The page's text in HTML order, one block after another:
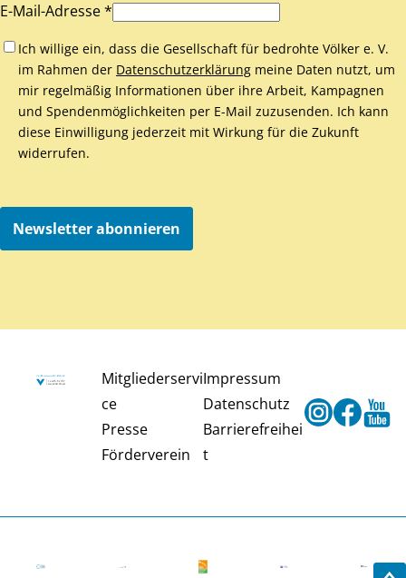
E-Mail-Adresse *
Ich willige ein, dass die Gesellschaft für bedrohte Völker e. V.
im Rahmen der Datenschutzerklärung meine Daten nutzt, um
mir regelmäßig Informationen über ihre Arbeit, Kampagnen
und Spendenmöglichkeiten per E-Mail zuzusenden. Ich kann
diese Einwilligung jederzeit mit Wirkung für die Zukunft
widerrufen.
Newsletter abonnieren
Mitgliederservi
ce
Presse
Förderverein
Impressum
Datenschutz
Barrierefreihei
t
Instagram